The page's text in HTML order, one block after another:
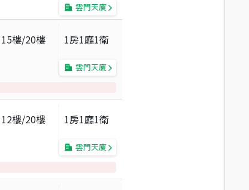
雲門天廈
15樓/20樓 1房1廳1衛
雲門天廈
12樓/20樓 1房1廳1衛
雲門天廈